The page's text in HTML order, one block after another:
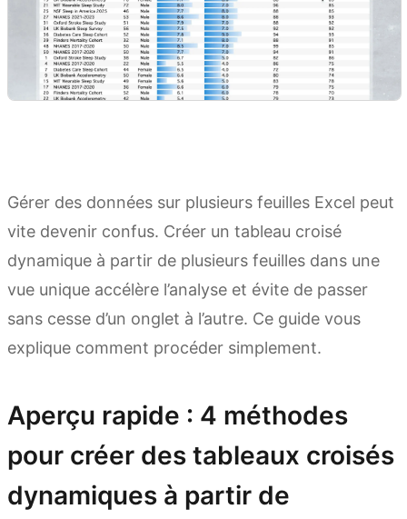
Gérer des données sur plusieurs feuilles Excel peut
vite devenir confus. Créer un tableau croisé
dynamique à partir de plusieurs feuilles dans une
vue unique accélère l’analyse et évite de passer
sans cesse d’un onglet à l’autre. Ce guide vous
explique comment procéder simplement.
Aperçu rapide : 4 méthodes
pour créer des tableaux croisés
dynamiques à partir de